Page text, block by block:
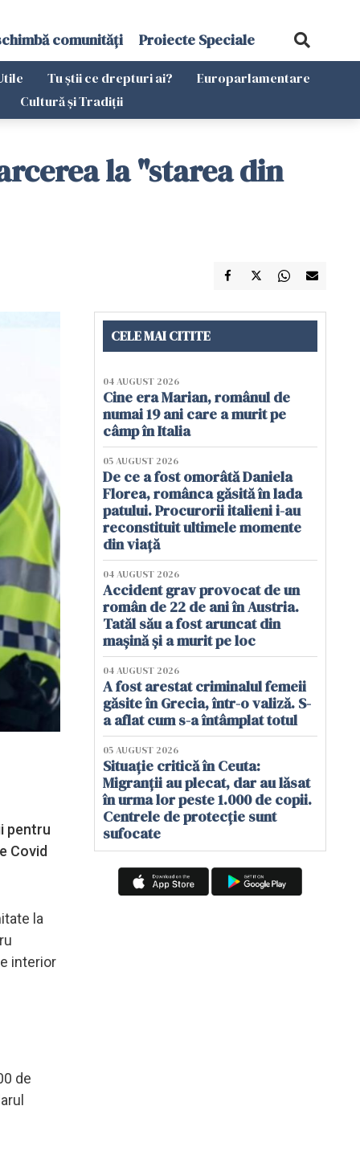
comunități Proiecte Speciale
Tu știi ce drepturi ai?
Europarlamentare
Cultură și Tradiții
la "starea din
pentru
Covid
la
interior
de
CELE MAI CITITE
04 AUGUST 2026
Cine era Marian, românul de
numai 19 ani care a murit pe
câmp în Italia
05 AUGUST 2026
De ce a fost omorâtă Daniela
Florea, românca găsită în lada
patului. Procurorii italieni i-au
reconstituit ultimele momente
din viață
04 AUGUST 2026
Accident grav provocat de un
român de 22 de ani în Austria.
Tatăl său a fost aruncat din
mașină și a murit pe loc
04 AUGUST 2026
A fost arestat criminalul femeii
găsite în Grecia, într-o valiză. S-
a aflat cum s-a întâmplat totul
05 AUGUST 2026
Situație critică în Ceuta:
Migranții au plecat, dar au lăsat
în urma lor peste 1.000 de copii.
Centrele de protecție sunt
sufocate